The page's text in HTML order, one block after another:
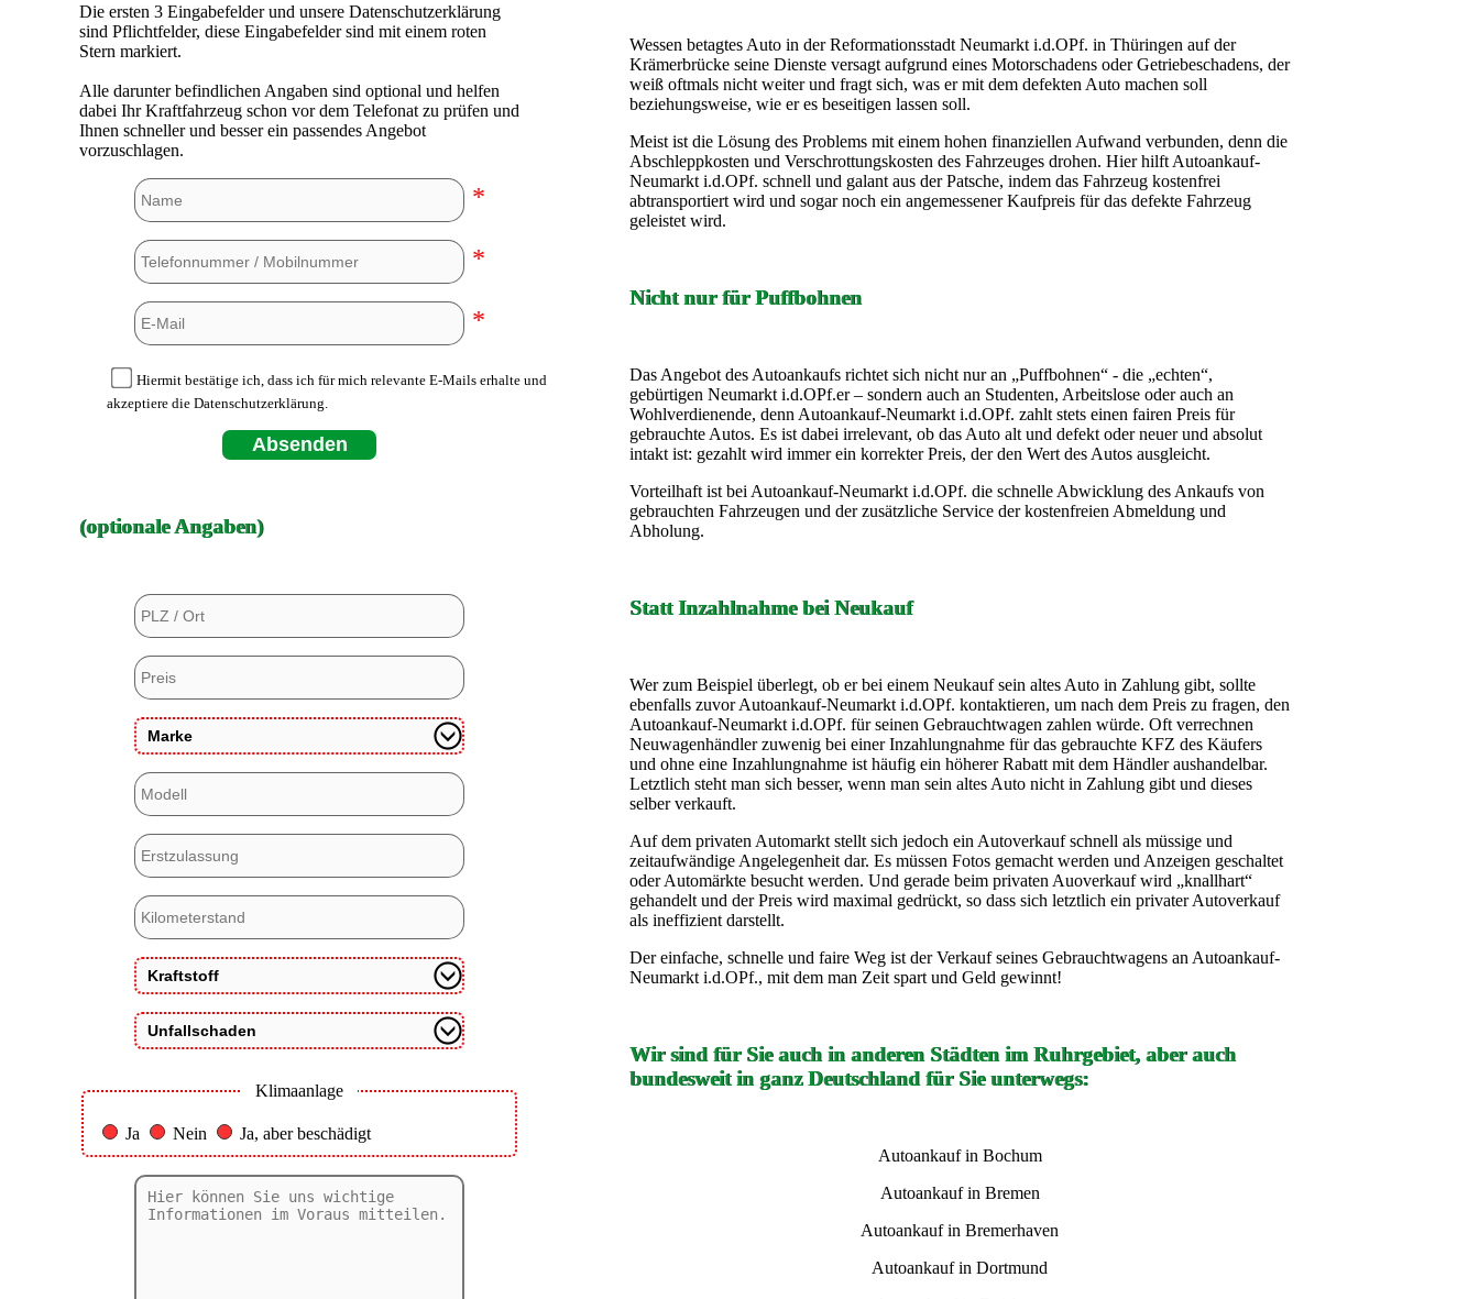
Die ersten 3 Eingabefelder und unsere Datenschutzerklärung
sind Pflichtfelder, diese Eingabefelder sind mit einem roten
Stern markiert.
Alle darunter befindlichen Angaben sind optional und helfen
dabei Ihr Kraftfahrzeug schon vor dem Telefonat zu prüfen und
Ihnen schneller und besser ein passendes Angebot
vorzuschlagen.
*
*
*
Hiermit bestätige ich, dass ich für mich relevante E-Mails erhalte und
akzeptiere die Datenschutzerklärung.
Absenden
(optionale Angaben)
Klimaanlage
Ja Nein Ja, aber beschädigt
Wessen betagtes Auto in der Reformationsstadt Neumarkt i.d.OPf. in Thüringen auf der
Krämerbrücke seine Dienste versagt aufgrund eines Motorschadens oder Getriebeschadens, der
weiß oftmals nicht weiter und fragt sich, was er mit dem defekten Auto machen soll
beziehungsweise, wie er es beseitigen lassen soll.
Meist ist die Lösung des Problems mit einem hohen finanziellen Aufwand verbunden, denn die
Abschleppkosten und Verschrottungskosten des Fahrzeuges drohen. Hier hilft Autoankauf-
Neumarkt i.d.OPf. schnell und galant aus der Patsche, indem das Fahrzeug kostenfrei
abtransportiert wird und sogar noch ein angemessener Kaufpreis für das defekte Fahrzeug
geleistet wird.
Nicht nur für Puffbohnen
Das Angebot des Autoankaufs richtet sich nicht nur an „Puffbohnen“ - die „echten“,
gebürtigen Neumarkt i.d.OPf.er – sondern auch an Studenten, Arbeitslose oder auch an
Wohlverdienende, denn Autoankauf-Neumarkt i.d.OPf. zahlt stets einen fairen Preis für
gebrauchte Autos. Es ist dabei irrelevant, ob das Auto alt und defekt oder neuer und absolut
intakt ist: gezahlt wird immer ein korrekter Preis, der den Wert des Autos ausgleicht.
Vorteilhaft ist bei Autoankauf-Neumarkt i.d.OPf. die schnelle Abwicklung des Ankaufs von
gebrauchten Fahrzeugen und der zusätzliche Service der kostenfreien Abmeldung und
Abholung.
Statt Inzahlnahme bei Neukauf
Wer zum Beispiel überlegt, ob er bei einem Neukauf sein altes Auto in Zahlung gibt, sollte
ebenfalls zuvor Autoankauf-Neumarkt i.d.OPf. kontaktieren, um nach dem Preis zu fragen, den
Autoankauf-Neumarkt i.d.OPf. für seinen Gebrauchtwagen zahlen würde. Oft verrechnen
Neuwagenhändler zuwenig bei einer Inzahlungnahme für das gebrauchte KFZ des Käufers
und ohne eine Inzahlungnahme ist häufig ein höherer Rabatt mit dem Händler aushandelbar.
Letztlich steht man sich besser, wenn man sein altes Auto nicht in Zahlung gibt und dieses
selber verkauft.
Auf dem privaten Automarkt stellt sich jedoch ein Autoverkauf schnell als müssige und
zeitaufwändige Angelegenheit dar. Es müssen Fotos gemacht werden und Anzeigen geschaltet
oder Automärkte besucht werden. Und gerade beim privaten Auoverkauf wird „knallhart“
gehandelt und der Preis wird maximal gedrückt, so dass sich letztlich ein privater Autoverkauf
als ineffizient darstellt.
Der einfache, schnelle und faire Weg ist der Verkauf seines Gebrauchtwagens an Autoankauf-
Neumarkt i.d.OPf., mit dem man Zeit spart und Geld gewinnt!
Wir sind für Sie auch in anderen Städten im Ruhrgebiet, aber auch
bundesweit in ganz Deutschland für Sie unterwegs:
Autoankauf in Bochum
Autoankauf in Bremen
Autoankauf in Bremerhaven
Autoankauf in Dortmund